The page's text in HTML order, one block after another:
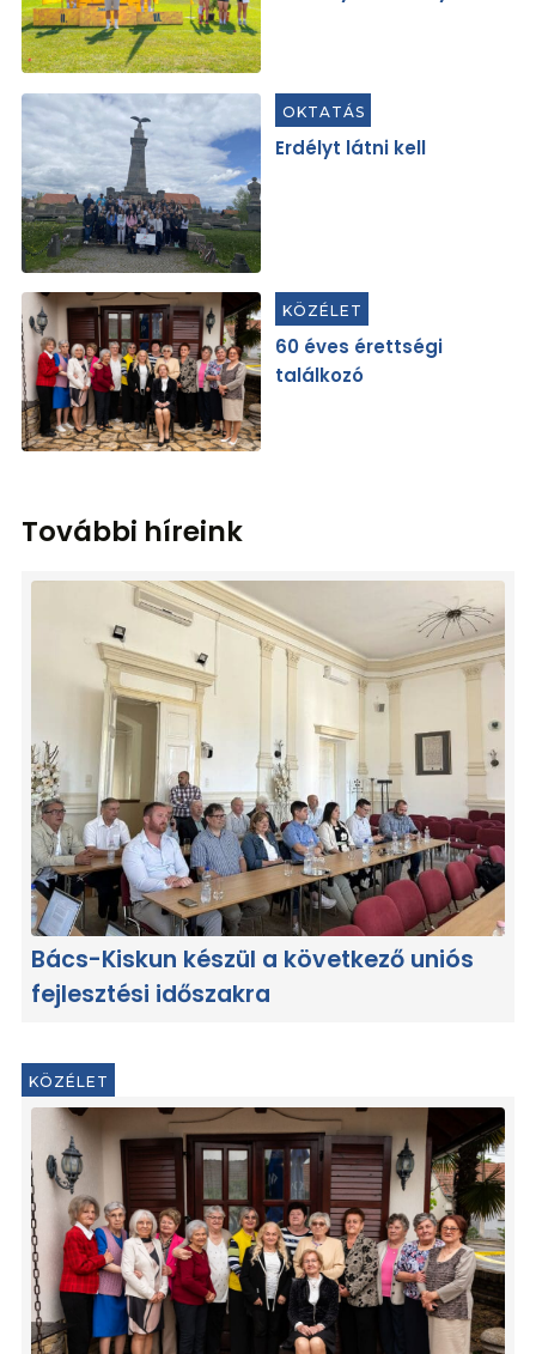
OKTATÁS
Erdélyt látni kell
KÖZÉLET
60 éves érettségi
találkozó
További híreink
Bács-Kiskun készül a következő uniós
fejlesztési időszakra
KÖZÉLET